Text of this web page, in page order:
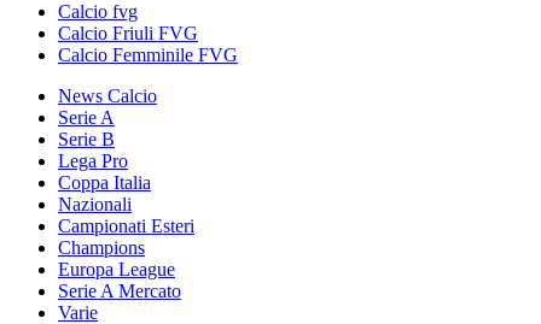
Calcio fvg
Calcio Friuli FVG
Calcio Femminile FVG
News Calcio
Serie A
Serie B
Lega Pro
Coppa Italia
Nazionali
Campionati Esteri
Champions
Europa League
Serie A Mercato
Varie